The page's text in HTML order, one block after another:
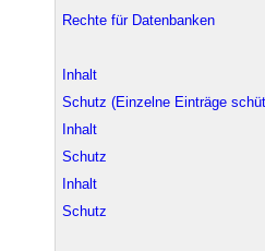
Rechte für Datenbanken
Inhalt
Schutz (Einzelne Einträge
Inhalt
Schutz
Inhalt
Schutz